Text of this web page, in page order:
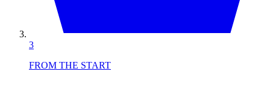
3
FROM THE START